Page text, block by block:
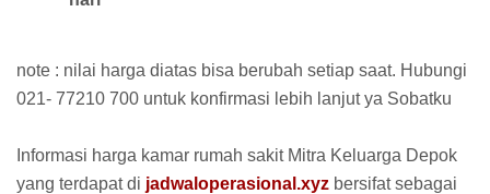
note : nilai harga diatas bisa berubah setiap saat. Hubungi
021- 77210 700 untuk konfirmasi lebih lanjut ya Sobatku
Informasi harga kamar rumah sakit Mitra Keluarga Depok
yang terdapat di jadwaloperasional.xyz bersifat sebagai